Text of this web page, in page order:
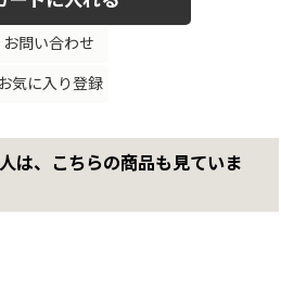
お問い合わせ
お気に入り登録
は、こちらの商品も見ていま